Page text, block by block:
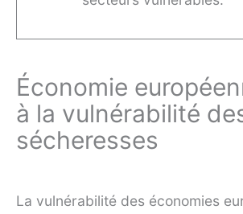
Économie
à la vulnérabilité
sécheresses
La vulnérabilité des économies